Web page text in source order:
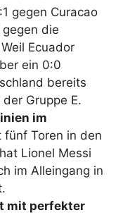
gegen Curacao
gegen die
Ecuador
ein 0:0
bereits
Gruppe E.
im
fünf Toren in den
Lionel Messi
im Alleingang in
mit perfekter